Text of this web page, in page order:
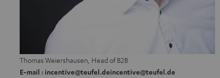
Thomas Weiershausen, Head of B2B
E-mail : incentive@teufel.deincentive@teufel.de